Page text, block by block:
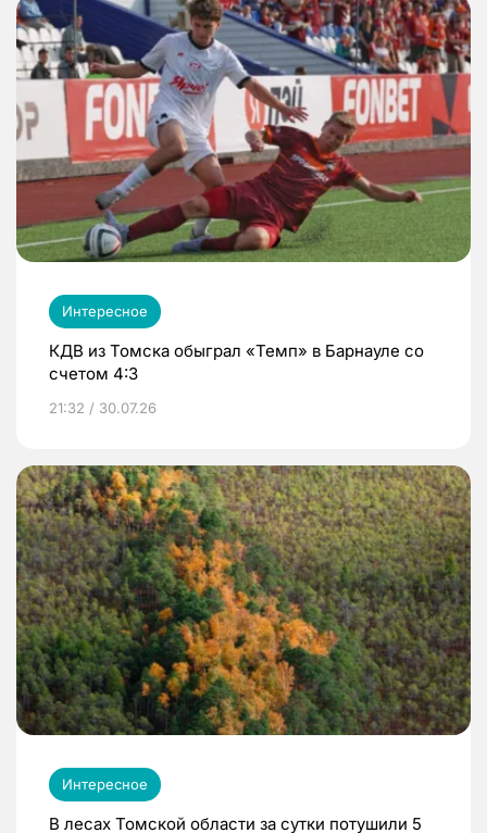
Интересное
КДВ из Томска обыграл «Темп» в Барнауле со
счетом 4:3
21:32 / 30.07.26
Интересное
В лесах Томской области за сутки потушили 5